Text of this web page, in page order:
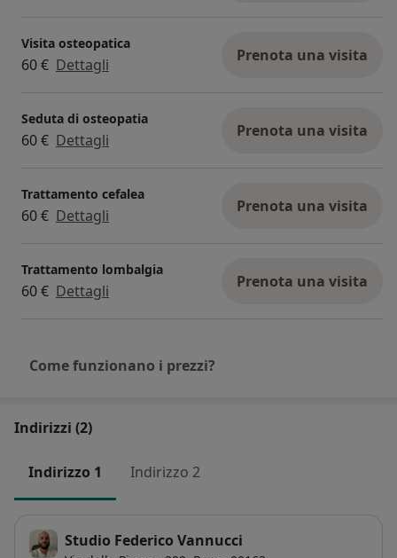
Visita osteopatica
60 € Dettagli Prenota una visita
Seduta di osteopatia
60 € Dettagli Prenota una visita
Trattamento cefalea
60 € Dettagli Prenota una visita
Trattamento lombalgia
60 € Dettagli Prenota una visita
Come funzionano i prezzi?
Indirizzi (2)
Indirizzo 1 Indirizzo 2
Studio Federico Vannucci